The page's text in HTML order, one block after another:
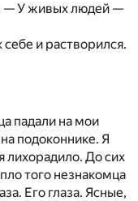
— У живых людей —
и растворился.
падали на мои
подоконнике. Я
лихорадило. До сих
того незнакомца
Его глаза. Ясные,